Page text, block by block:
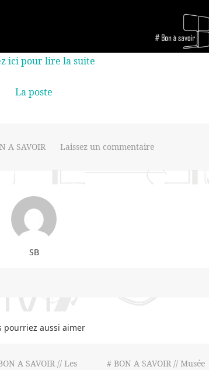
ici pour lire la suite
La poste
A SAVOIR Laissez un commentaire
SB
pourriez aussi aimer
A SAVOIR // Les
# BON A SAVOIR // Musée